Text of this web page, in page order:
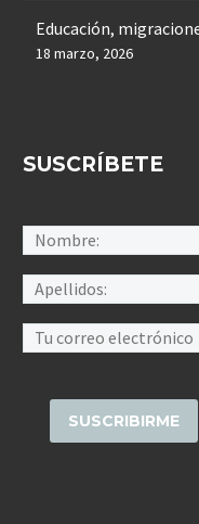
Educación,
18 marzo, 2026
SUSCRÍBETE